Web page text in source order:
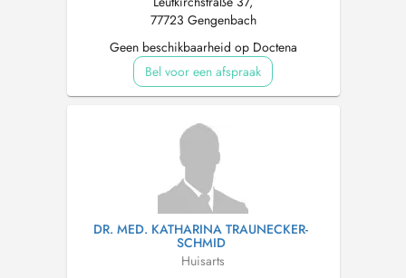
77723 Gengenbach
Geen beschikbaarheid op Doctena
Bel voor een afspraak
DR. MED. KATHARINA TRAUNECKER-
SCHMID
Huisarts